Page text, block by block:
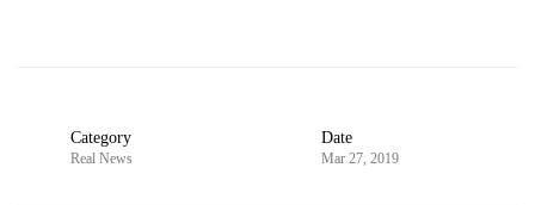
Category
Real News
Date
Mar 27, 2019